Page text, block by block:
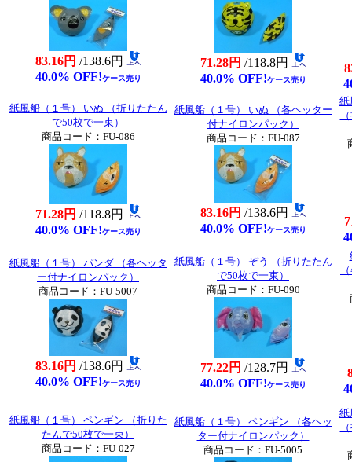
83.16円 /138.6円
40.0% OFF!ケース売り
71.28円 /118.8円
40.0% OFF!ケース売り
紙風船（１号） いぬ （折りたたん
で50枚で一束）
商品コード：FU-086
71.28円 /118.8円
40.0% OFF!ケース売り
紙風船（１号） いぬ （各ヘッター
付ナイロンパック）
商品コード：FU-087
83.16円 /138.6円
40.0% OFF!ケース売り
紙
紙風船（１号） パンダ （各ヘッタ
ー付ナイロンパック）
商品コード：FU-5007
83.16円 /138.6円
40.0% OFF!ケース売り
紙風船（１号） ぞう （折りたたん
で50枚で一束）
商品コード：FU-090
77.22円 /128.7円
40.0% OFF!ケース売り
紙風船（１号） ペンギン （折りた
たんで50枚で一束）
商品コード：FU-027
紙風船（１号） ペンギン （各ヘッ
ター付ナイロンパック）
商品コード：FU-5005
紙